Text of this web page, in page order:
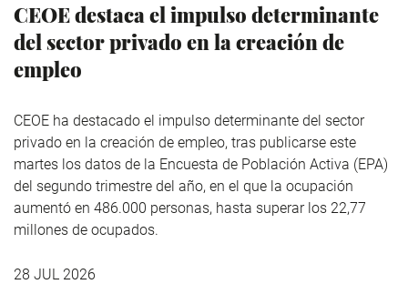
CEOE destaca el impulso determinante
del sector privado en la creación de
empleo
CEOE ha destacado el impulso determinante del sector
privado en la creación de empleo, tras publicarse este
martes los datos de la Encuesta de Población Activa (EPA)
del segundo trimestre del año, en el que la ocupación
aumentó en 486.000 personas, hasta superar los 22,77
millones de ocupados.
28 JUL 2026